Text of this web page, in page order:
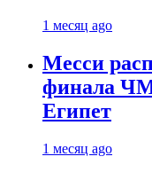
1 месяц ago
Месси
финала
Египет
1 месяц ago